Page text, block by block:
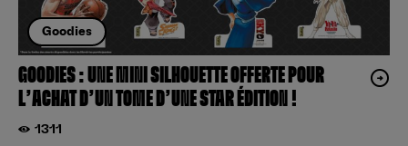
Goodies
GOODIES : UNE MINI SILHOUETTE OFFERTE POUR
L’ACHAT D’UN TOME D’UNE STAR ÉDITION !
1311